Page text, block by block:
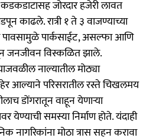
कडकडाटासह जोरदार हजेरी लावत
काढले. रात्री १ ते ३ वाजण्याच्या
पार्कसाईट, असल्फा आणि
जनजीवन विस्कळित झाले.
नाल्यातील मोठ्या
आल्याने परिसरातील रस्ते चिखलमय
डोंगरातून वाहून येणाऱ्या
येण्याची समस्या निर्माण होते. यंदाही
नागरिकांना मोठा त्रास सहन करावा